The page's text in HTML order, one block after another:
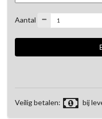
Aantal
Veilig betalen: bij